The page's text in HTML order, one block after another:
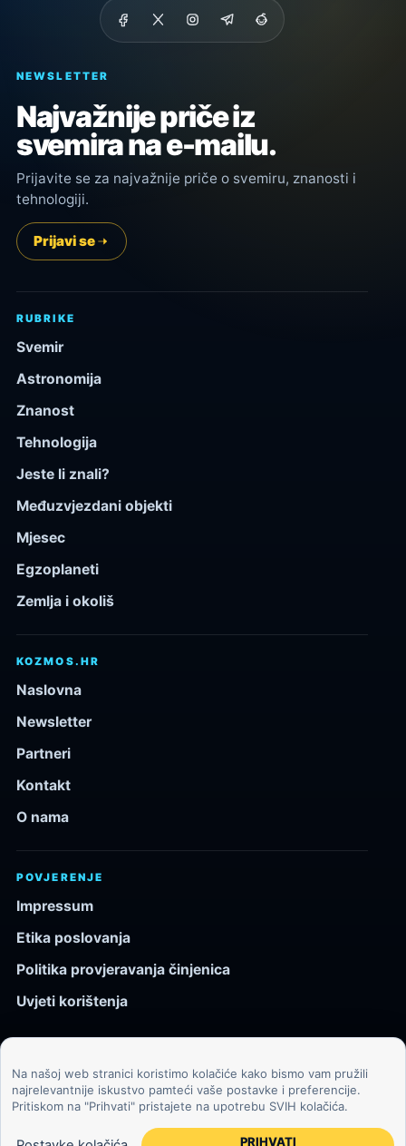
NEWSLETTER
Najvažnije priče iz
svemira na e-mailu.
Prijavite se za najvažnije priče o svemiru, znanosti i
tehnologiji.
Prijavi se
RUBRIKE
Svemir
Astronomija
Znanost
Tehnologija
Jeste li znali?
Međuzvjezdani objekti
Mjesec
Egzoplaneti
Zemlja i okoliš
KOZMOS.HR
Naslovna
Newsletter
Partneri
Kontakt
O nama
POVJERENJE
Impressum
Etika poslovanja
Politika provjeravanja činjenica
Uvjeti korištenja
© 2026 Kozmos.hr. Sva prava pridržana.
Svemir, znanost, tehnologija i velike ideje za znatiželjne
čitatelje.
Na našoj web stranici koristimo kolačiće kako bismo vam pružili
najrelevantnije iskustvo pamteći vaše postavke i preferencije.
Pritiskom na "Prihvati" pristajete na upotrebu SVIH kolačića.
PRIHVATI